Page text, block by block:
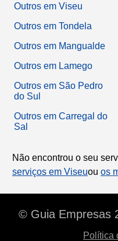
Outros em Viseu
Outros em Tondela
Outros em Mangualde
Outros em Lamego
Outros em São Pedro
do Sul
Outros em Carregal do
Sal
Não encontrou o seu
serviços em Viseuou os
© Guia Empresas
Política